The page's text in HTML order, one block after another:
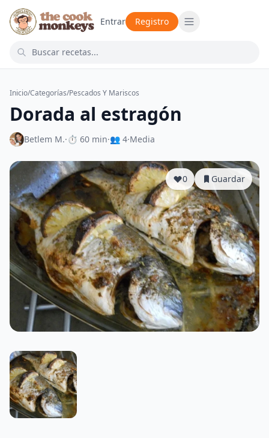
Entrar Registro
Inicio/Categorías/Pescados Y Mariscos
Dorada al estragón
Betlem M.·⏱ 60 min·👥 4·Media
0 Guardar